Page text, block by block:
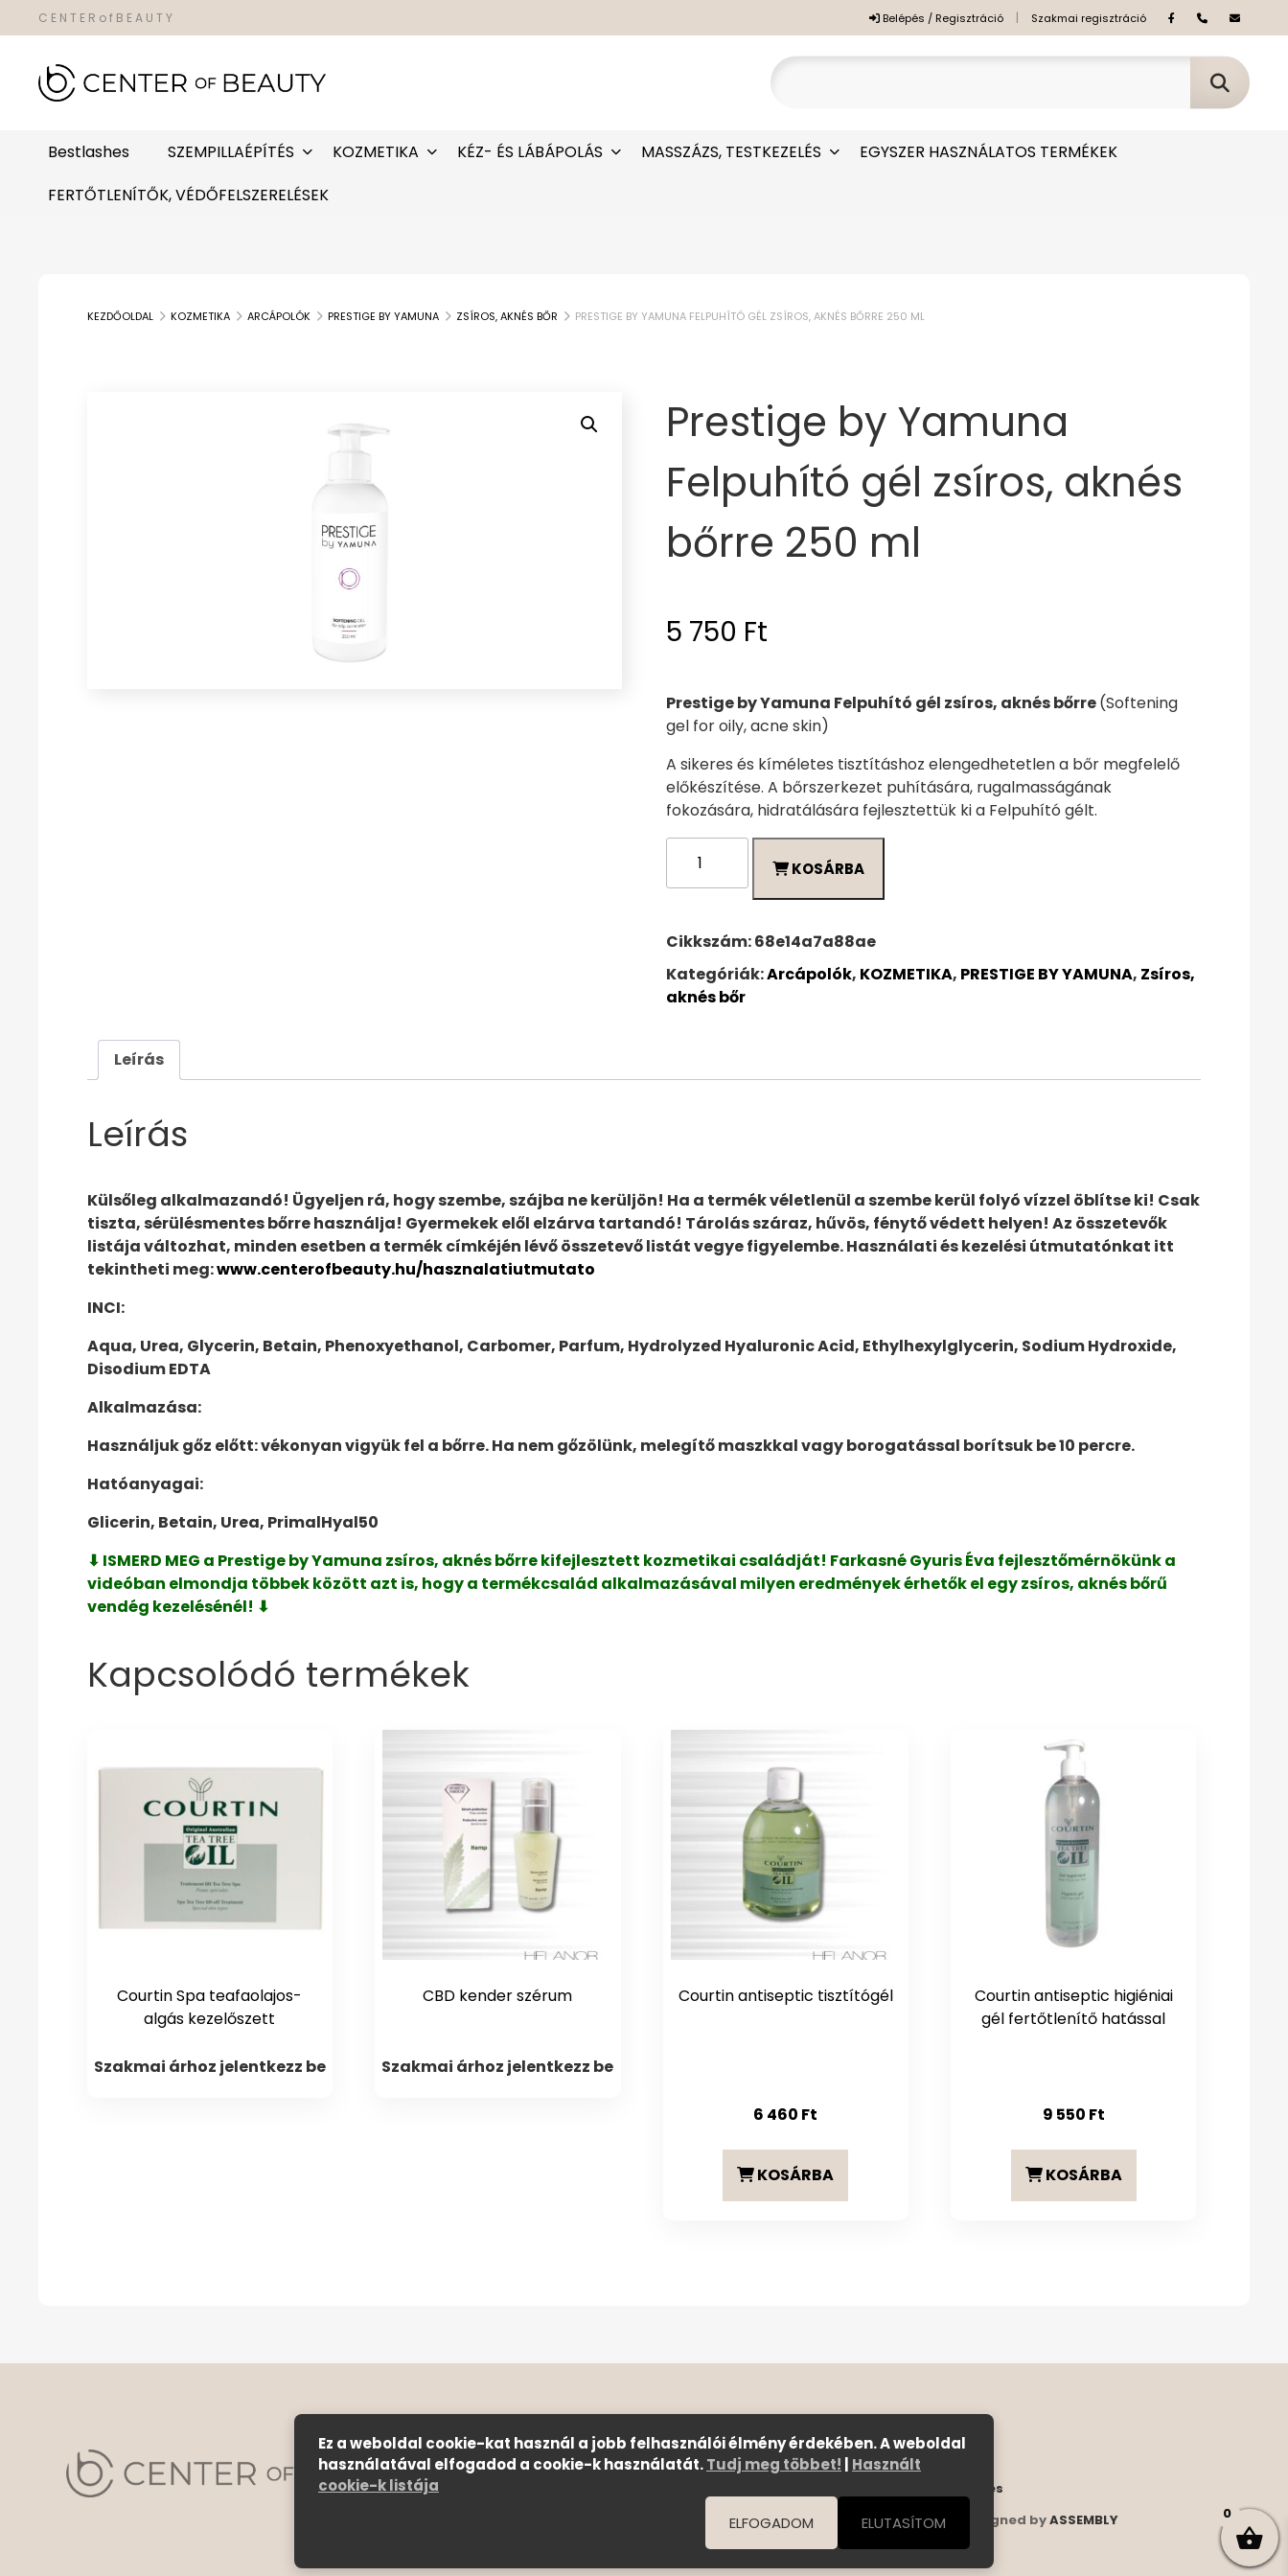
C E N T E R o f B E A U T Y Belépés / Regisztráció | Szakmai regisztráció
Bestlashes SZEMPILLAÉPÍTÉS KOZMETIKA KÉZ- ÉS LÁBÁPOLÁS MASSZÁZS, TESTKEZELÉS
EGYSZER HASZNÁLATOS TERMÉKEK
FERTŐTLENÍTŐK, VÉDŐFELSZERELÉSEK
KEZDŐOLDAL KOZMETIKA ARCÁPOLÓK PRESTIGE BY YAMUNA ZSÍROS, AKNÉS BŐR PRESTIGE BY YAMUNA FELPUHÍTÓ GÉL ZSÍROS, AKNÉS BŐRRE 250 ML
Prestige by Yamuna
Felpuhító gél zsíros, aknés
bőrre 250 ml
5 750 Ft
Prestige by Yamuna Felpuhító gél zsíros, aknés bőrre(Softening
gel for oily, acne skin)
A sikeres és kíméletes tisztításhoz elengedhetetlen a bőr megfelelő
előkészítése. A bőrszerkezet puhítására, rugalmasságának
fokozására, hidratálására fejlesztettük ki a Felpuhító gélt.
Yamuna
gél
aknés
bőrre
mennyiség
KOSÁRBA
Cikkszám:68e14a7a88ae
Kategóriák:Arcápolók, KOZMETIKA, PRESTIGE BY YAMUNA, Zsíros,
aknés bőr
Leírás
Leírás
Külsőleg alkalmazandó! Ügyeljen rá, hogy szembe, szájba ne kerüljön! Ha a termék véletlenül a szembe kerül folyó vízzel öblítse ki! Csak
tiszta, sérülésmentes bőrre használja! Gyermekek elől elzárva tartandó! Tárolás száraz, hűvös, fénytő védett helyen! Az összetevők
listája változhat, minden esetben a termék címkéjén lévő összetevő listát vegye figyelembe. Használati és kezelési útmutatónkat itt
tekintheti meg:www.centerofbeauty.hu/hasznalatiutmutato
INCI:
Aqua, Urea, Glycerin, Betain, Phenoxyethanol, Carbomer, Parfum, Hydrolyzed Hyaluronic Acid, Ethylhexylglycerin, Sodium Hydroxide,
Disodium EDTA
Alkalmazása:
Használjuk gőz előtt: vékonyan vigyük fel a bőrre. Ha nem gőzölünk, melegítő maszkkal vagy borogatással borítsuk be 10 percre.
Hatóanyagai:
Glicerin, Betain, Urea, PrimalHyal50
⬇ ISMERD MEG a Prestige by Yamuna zsíros, aknés bőrre kifejlesztett kozmetikai családját! Farkasné Gyuris Éva fejlesztőmérnökünk a
videóban elmondja többek között azt is, hogy a termékcsalád alkalmazásával milyen eredmények érhetők el egy zsíros, aknés bőrű
vendég kezelésénél! ⬇
Kapcsolódó termékek
Courtin Spa teafaolajos-
algás kezelőszett
Szakmai árhoz jelentkezz be
CBD kender szérum
Szakmai árhoz jelentkezz be
Courtin antiseptic tisztítógél
6 460 Ft
KOSÁRBA
Courtin antiseptic higiéniai
gél fertőtlenítő hatással
9 550 Ft
KOSÁRBA
Bejelentkezés
© Copyright 2026 C E N T E R o f B E A U T Y | All Rights Reserved. | Designed byASSEMBLY
Ez a weboldal cookie-kat használ a jobb felhasználói élmény érdekében. A weboldal
használatával elfogadod a cookie-k használatát.Tudj meg többet!
Használt
cookie-k listája
ELFOGADOM
ELUTASÍTOM 0